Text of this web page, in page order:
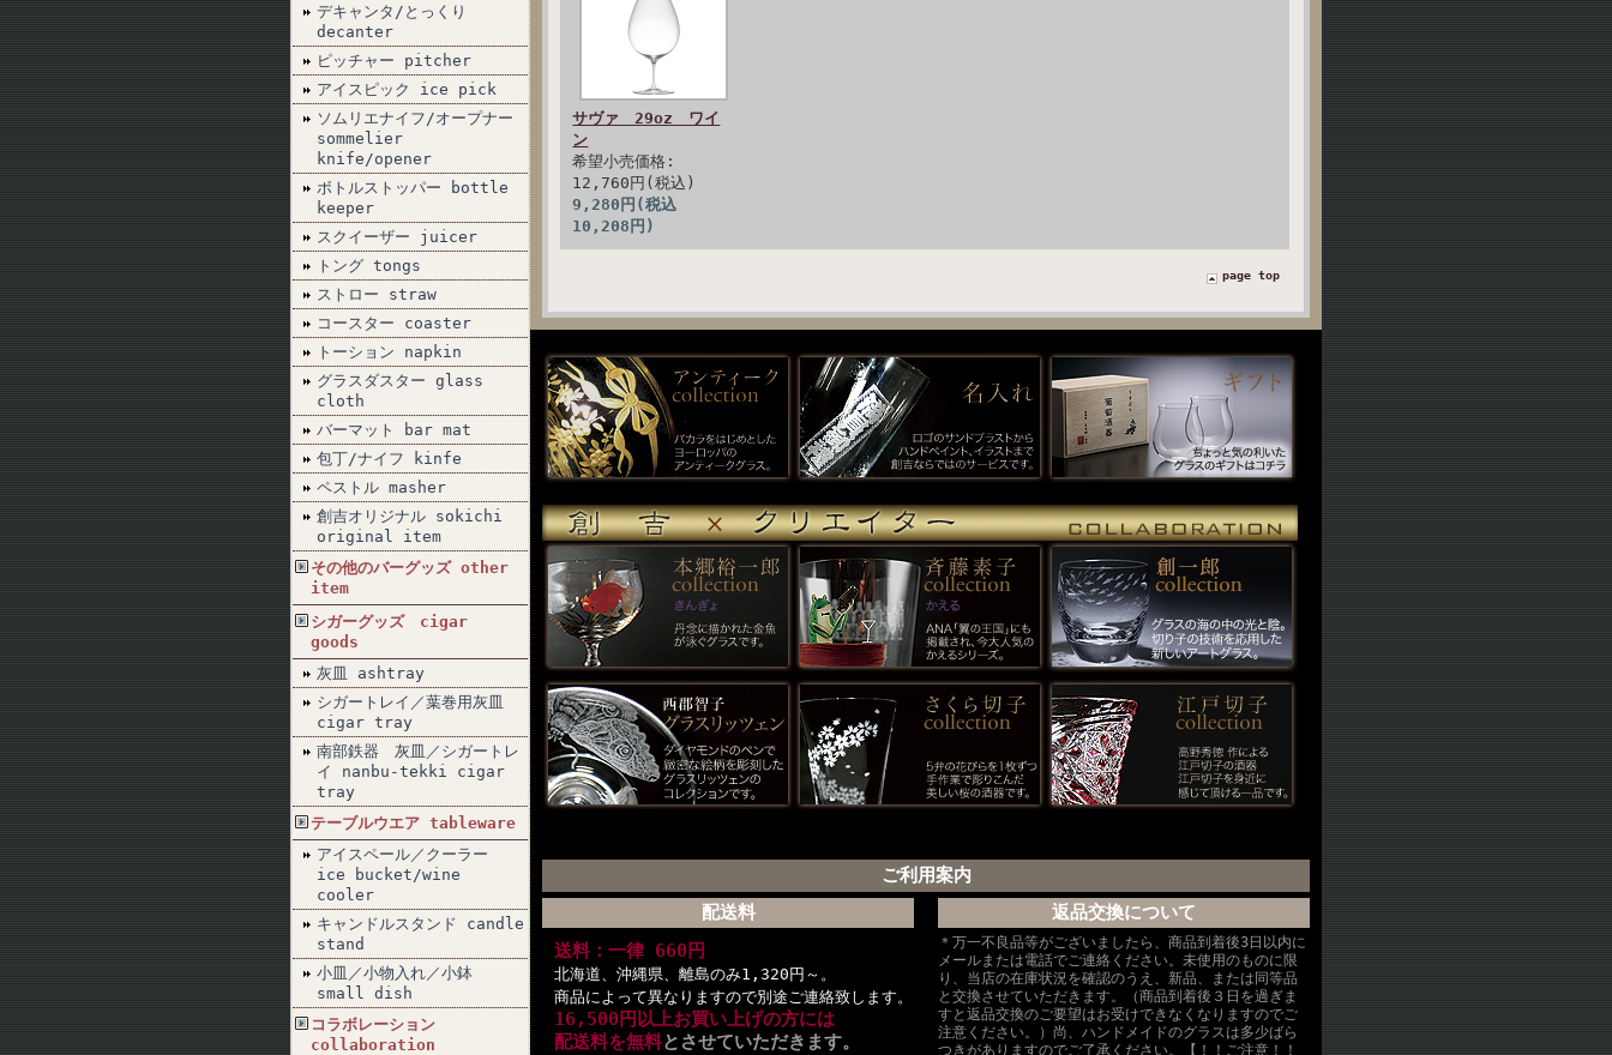
デキャンタ/とっくり
decanter
ピッチャー pitcher
アイスピック ice pick
ソムリエナイフ/オープナー
sommelier
knife/opener
ボトルストッパー bottle
keeper
スクイーザー juicer
トング tongs
ストロー straw
コースター coaster
トーション napkin
グラスダスター glass
cloth
バーマット bar mat
包丁/ナイフ kinfe
ペストル masher
創吉オリジナル sokichi
original item
その他のバーグッズ other
item
シガーグッズ cigar
goods
灰皿 ashtray
シガートレイ／葉巻用灰皿
cigar tray
南部鉄器 灰皿／シガートレ
イ nanbu-tekki cigar
tray
テーブルウエア tableware
アイスペール／クーラー
ice bucket/wine
cooler
キャンドルスタンド candle
stand
小皿／小物入れ／小鉢
small dish
コラボレーション
collaboration
サヴァ 29oz ワイ
ン
希望小売価格:
12,760円(税込)
9,280円(税込
10,208円)
page top
ご利用案内
配送料
送料：一律 660円
北海道、沖縄県、離島のみ1,320円～。
商品によって異なりますので別途ご連絡致します。
16,500円以上お買い上げの方には
配送料を無料とさせていただきます。
返品交換について
＊万一不良品等がございましたら、商品到着後3日以内に
メールまたは電話でご連絡ください。未使用のものに限
り、当店の在庫状況を確認のうえ、新品、または同等品
と交換させていただきます。（商品到着後３日を過ぎま
すと返品交換のご要望はお受けできなくなりますのでご
注意ください。）尚、ハンドメイドのグラスは多少ばら
つきがありますのでご了承ください。【！！ご注意！！